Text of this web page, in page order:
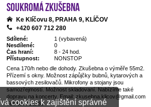
cookies k zajištění správné
Soukromá zkušebna
Ke Klíčovu 8, PRAHA 9, KLÍČOV
+420 607 712 280
Sdílené:
1 (vybavená)
Nesdílené:
0
Čas hraní:
8 - 24 hod.
Přístupnost:
NONSTOP
Cena 170/h nebo dle dohody. Zkušebna o výměře 55m2.
Přízemí s okny. Možnost zápůjčky bubnů, kytarových a
bassových zesilovačů. Mikrofony a stojany jsou
samozřejmostí. Možnost skladovaní. Nabízíme také
dopravu na koncerty. Email: zkusebna.klicov@gmail.com
Tel: 607712280